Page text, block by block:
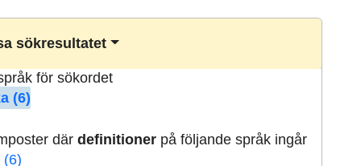
sökresultatet
för sökordet
(6)
därdefinitioner på följande språk ingår
(6)